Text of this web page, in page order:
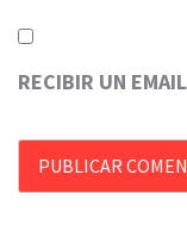
RECIBIR UN